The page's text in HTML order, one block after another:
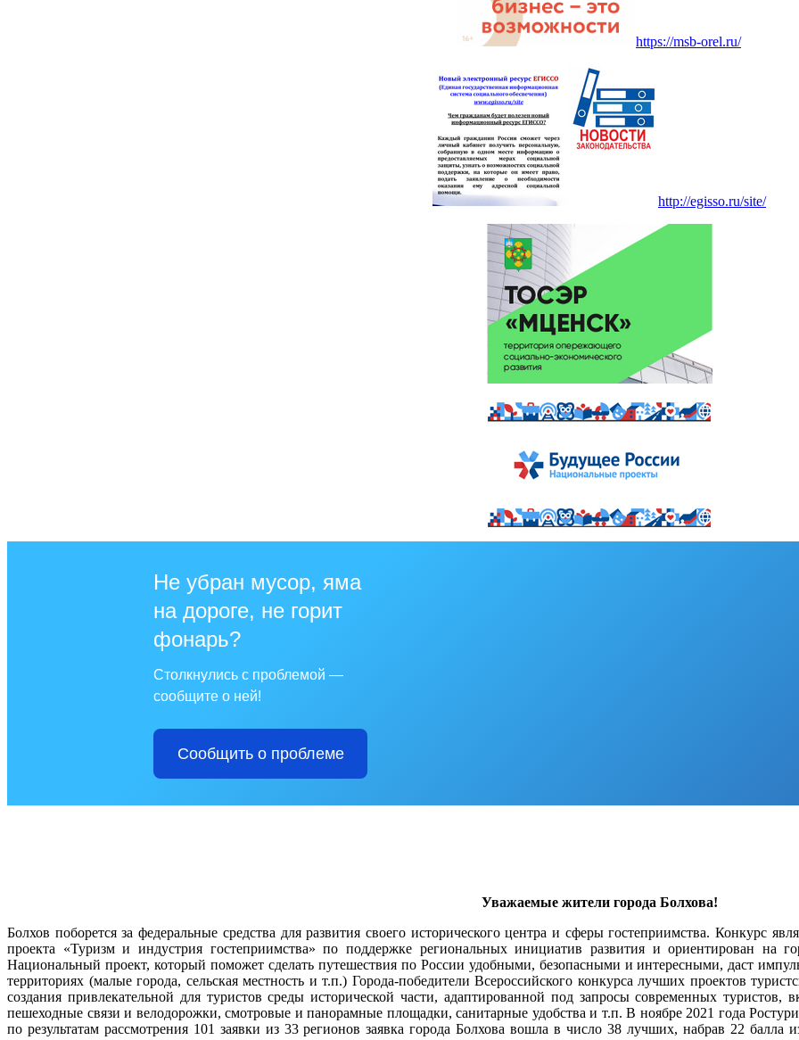
https://msb-orel.ru/
http://egisso.ru/site/
Не убран мусор, яма
на дороге, не горит
фонарь?
Столкнулись с проблемой —
сообщите о ней!
Сообщить о проблеме
Уважаемые жители города Болхова!
Болхов поборется за федеральные средства для развития своего исторического центра и сферы гостеприимства. Конкурс
проекта «Туризм и индустрия гостеприимства» по поддержке региональных инициатив развития и ориентирован
Национальный проект, который поможет сделать путешествия по России удобными, безопасными и интересными, даст
территориях (малые города, сельская местность и т.п.) Города-победители Всероссийского конкурса лучших проектов
создания привлекательной для туристов среды исторической части, адаптированной под запросы современных
пешеходные связи и велодорожки, смотровые и панорамные площадки, санитарные удобства и т.п. В ноябре 2021 года
по результатам рассмотрения 101 заявки из 33 регионов заявка города Болхова вошла в число 38 лучших, набрав 22